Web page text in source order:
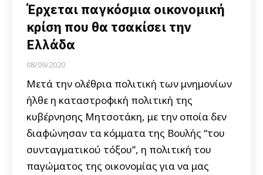
Έρχεται παγκόσμια οικονομική
κρίση που θα τσακίσει την
Ελλάδα
08/09/2020
Μετά την ολέθρια πολιτική των μνημονίων
ήλθε η καταστροφική πολιτική της
κυβέρνησης Μητσοτάκη, με την οποία δεν
διαφώνησαν τα κόμματα της Βουλής “του
συνταγματικού τόξου”, η πολιτική του
παγώματος της οικονομίας για να μας